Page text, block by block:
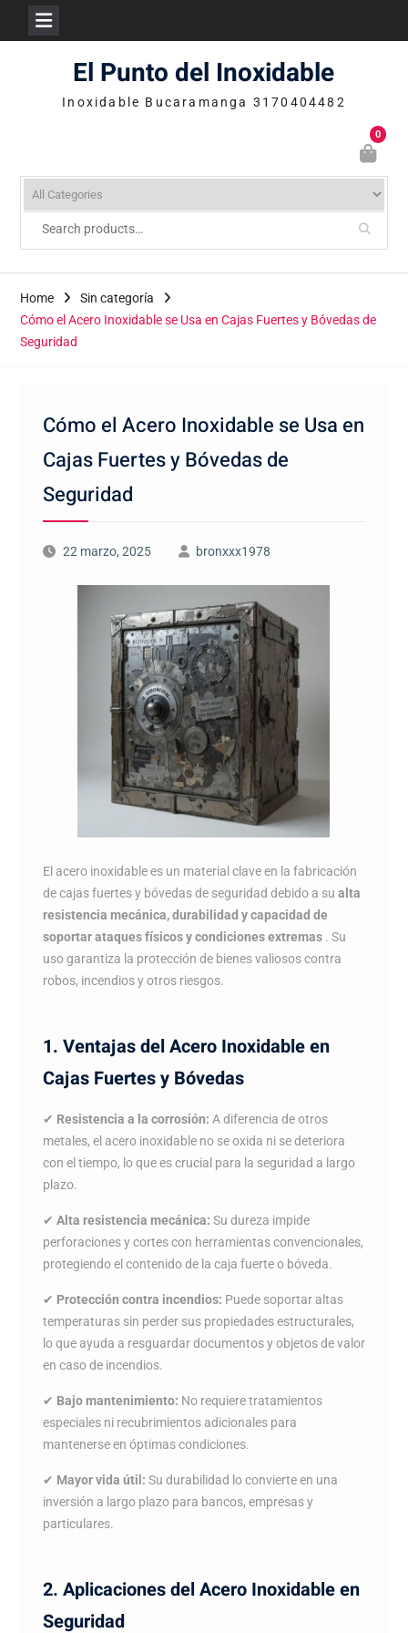
El Punto del Inoxidable
Inoxidable Bucaramanga 3170404482
0
Home
Sin categoría
Cómo el Acero Inoxidable se Usa en Cajas Fuertes y Bóvedas de
Seguridad
Cómo el Acero Inoxidable se Usa en
Cajas Fuertes y Bóvedas de
Seguridad
22 marzo, 2025 bronxxx1978
El acero inoxidable es un material clave en la fabricación
de cajas fuertes y bóvedas de seguridad debido a su alta
resistencia mecánica, durabilidad y capacidad de
soportar ataques físicos y condiciones extremas. Su
uso garantiza la protección de bienes valiosos contra
robos, incendios y otros riesgos.
1. Ventajas del Acero Inoxidable en
Cajas Fuertes y Bóvedas
✔ Resistencia a la corrosión: A diferencia de otros
metales, el acero inoxidable no se oxida ni se deteriora
con el tiempo, lo que es crucial para la seguridad a largo
plazo.
✔ Alta resistencia mecánica: Su dureza impide
perforaciones y cortes con herramientas convencionales,
protegiendo el contenido de la caja fuerte o bóveda.
✔ Protección contra incendios: Puede soportar altas
temperaturas sin perder sus propiedades estructurales,
lo que ayuda a resguardar documentos y objetos de valor
en caso de incendios.
✔ Bajo mantenimiento: No requiere tratamientos
especiales ni recubrimientos adicionales para
mantenerse en óptimas condiciones.
✔ Mayor vida útil: Su durabilidad lo convierte en una
inversión a largo plazo para bancos, empresas y
particulares.
2. Aplicaciones del Acero Inoxidable en
Seguridad